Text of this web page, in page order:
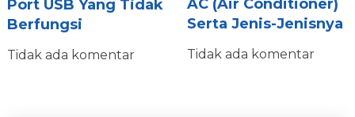
Port USB Yang Tidak
Berfungsi
Tidak ada komentar
AC (Air Conditioner)
Serta Jenis-Jenisnya
Tidak ada komentar